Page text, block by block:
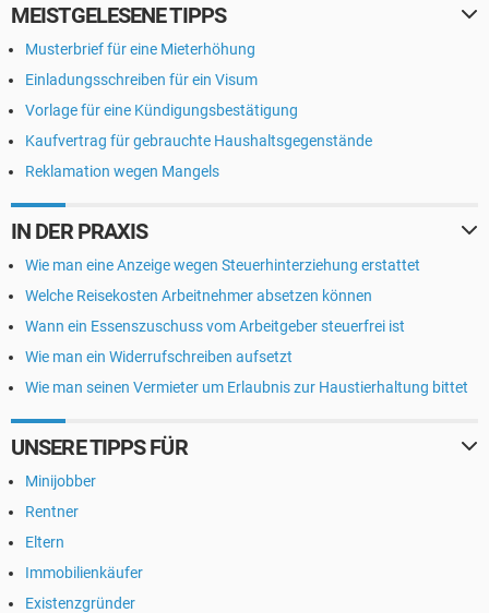
MEISTGELESENE TIPPS
Musterbrief für eine Mieterhöhung
Einladungsschreiben für ein Visum
Vorlage für eine Kündigungsbestätigung
Kaufvertrag für gebrauchte Haushaltsgegenstände
Reklamation wegen Mangels
IN DER PRAXIS
Wie man eine Anzeige wegen Steuerhinterziehung erstattet
Welche Reisekosten Arbeitnehmer absetzen können
Wann ein Essenszuschuss vom Arbeitgeber steuerfrei ist
Wie man ein Widerrufschreiben aufsetzt
Wie man seinen Vermieter um Erlaubnis zur Haustierhaltung bittet
UNSERE TIPPS FÜR
Minijobber
Rentner
Eltern
Immobilienkäufer
Existenzgründer